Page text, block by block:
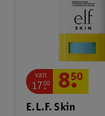
E.l.f. Skin
van
17.
00 8.
50